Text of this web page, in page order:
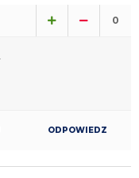
0
ODPOWIEDZ